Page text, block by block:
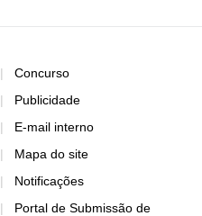
Concurso
Publicidade
E-mail interno
Mapa do site
Notificações
Portal de Submissão de